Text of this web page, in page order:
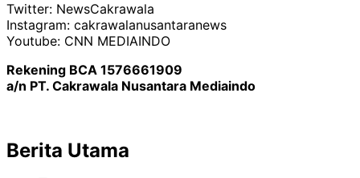
Twitter: NewsCakrawala
Instagram: cakrawalanusantaranews
Youtube: CNN MEDIAINDO
Rekening BCA 1576661909
a/n PT. Cakrawala Nusantara Mediaindo
Berita Utama